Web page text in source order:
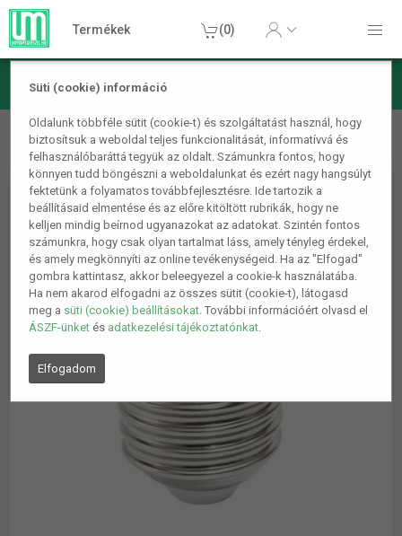
Süti (cookie) információ
Oldalunk többféle sütit (cookie-t) és szolgáltatást használ, hogy
biztosítsuk a weboldal teljes funkcionalitását, informatívvá és
felhasználóbaráttá tegyük az oldalt. Számunkra fontos, hogy
könnyen tudd böngészni a weboldalunkat és ezért nagy hangsúlyt
fektetünk a folyamatos továbbfejlesztésre. Ide tartozik a
beállításaid elmentése és az előre kitöltött rubrikák, hogy ne
kelljen mindig beírnod ugyanazokat az adatokat. Szintén fontos
számunkra, hogy csak olyan tartalmat láss, amely tényleg érdekel,
és amely megkönnyíti az online tevékenységeid. Ha az "Elfogad"
gombra kattintasz, akkor beleegyezel a cookie-k használatába.
Ha nem akarod elfogadni az összes sütit (cookie-t), látogasd
meg a süti (cookie) beállításokat. További információért olvasd el
ÁSZF-ünket és adatkezelési tájékoztatónkat.
Elfogadom
Termékek (0)
Mobiltelefon kiegészítő Adapterek, hálózati töltők
Home
E14/E27 foglalatátalakító adapter, max. 2 A